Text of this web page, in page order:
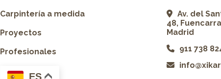
Carpintería a medida
Proyectos
Profesionales
ES
Av. del
48,
Madrid
911 738